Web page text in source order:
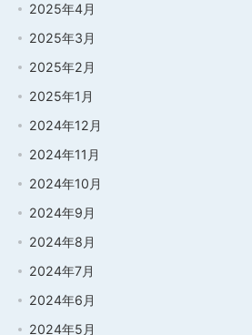
2025年4月
2025年3月
2025年2月
2025年1月
2024年12月
2024年11月
2024年10月
2024年9月
2024年8月
2024年7月
2024年6月
2024年5月